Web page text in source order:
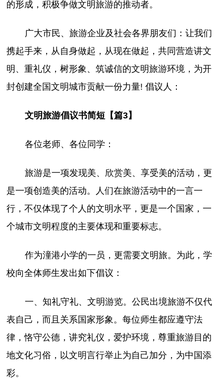
的形成，积极争做文明旅游的推动者。
广大市民、旅游企业及社会各界朋友们：让我们
携起手来，从自身做起，从现在做起，共同营造讲文
明、重礼仪，树形象、筑诚信的文明旅游环境，为开
封创建全国文明城市贡献一份力量! 倡议人：
文明旅游倡议书简短【篇3】
各位老师、各位同学：
旅游是一项发现美、欣赏美、享受美的活动，更
是一项创造美的活动。人们在旅游活动中的一言一
行，不仅体现了个人的文明水平，更是一个国家，一
个城市文明程度的主要体现和重要标志。
作为潼港小学的一员，更需要文明旅。为此，学
校向全体师生发出如下倡议：
一、知礼守礼、文明游览。公民出境旅游不仅代
表自己，而且关系国家形象。每位师生都应遵守法
律，恪守公德，讲究礼仪，爱护环境，尊重旅游目的
地文化习俗，以文明言行举止为自己加分，为中国添
彩。